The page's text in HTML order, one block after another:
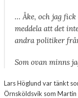
… Åke, och jag
meddela att det
andra politiker
Som ovan minns
Lars Höglund var tänkt
Örnsköldsvik som Martin